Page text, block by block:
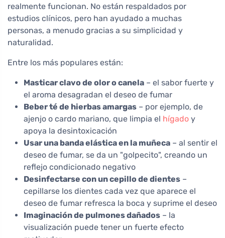
realmente funcionan. No están respaldados por
estudios clínicos, pero han ayudado a muchas
personas, a menudo gracias a su simplicidad y
naturalidad.
Entre los más populares están:
Masticar clavo de olor o canela – el sabor fuerte y
el aroma desagradan el deseo de fumar
Beber té de hierbas amargas – por ejemplo, de
ajenjo o cardo mariano, que limpia el hígado y
apoya la desintoxicación
Usar una banda elástica en la muñeca – al sentir el
deseo de fumar, se da un "golpecito", creando un
reflejo condicionado negativo
Desinfectarse con un cepillo de dientes –
cepillarse los dientes cada vez que aparece el
deseo de fumar refresca la boca y suprime el deseo
Imaginación de pulmones dañados – la
visualización puede tener un fuerte efecto